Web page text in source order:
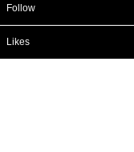
Follow
Likes